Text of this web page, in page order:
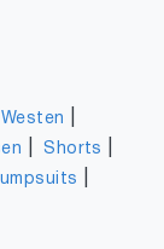
|Shorts